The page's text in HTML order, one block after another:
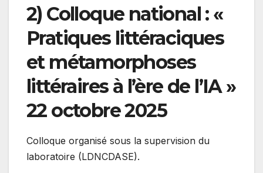
2) Colloque national : «
Pratiques littéraciques
et métamorphoses
littéraires à l’ère de l’IA »
22 octobre 2025
Colloque organisé sous la supervision du
laboratoire (LDNCDASE).